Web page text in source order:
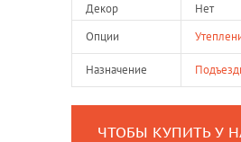
Декор
Нет
Опции
Назначение
ЧТОБЫ КУПИТЬ У